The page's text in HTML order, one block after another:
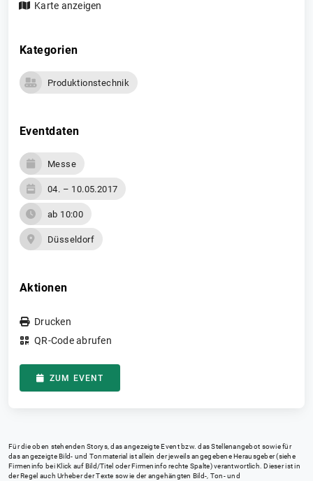
Karte anzeigen
Kategorien
Produktionstechnik
Eventdaten
Messe
04. – 10.05.2017
ab 10:00
Düsseldorf
Aktionen
Drucken
QR-Code abrufen
ZUM EVENT
Für die oben stehenden Storys, das angezeigte Event bzw. das Stellenangebot sowie für
das angezeigte Bild- und Tonmaterial ist allein der jeweils angegebene Herausgeber (siehe
Firmeninfo bei Klick auf Bild/Titel oder Firmeninfo rechte Spalte) verantwortlich. Dieser ist in
der Regel auch Urheber der Texte sowie der angehängten Bild-, Ton- und